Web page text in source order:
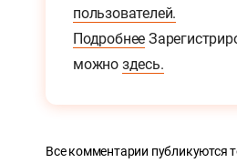
пользователей.
Подробнее
можно здесь.
Все комментарии публикуются